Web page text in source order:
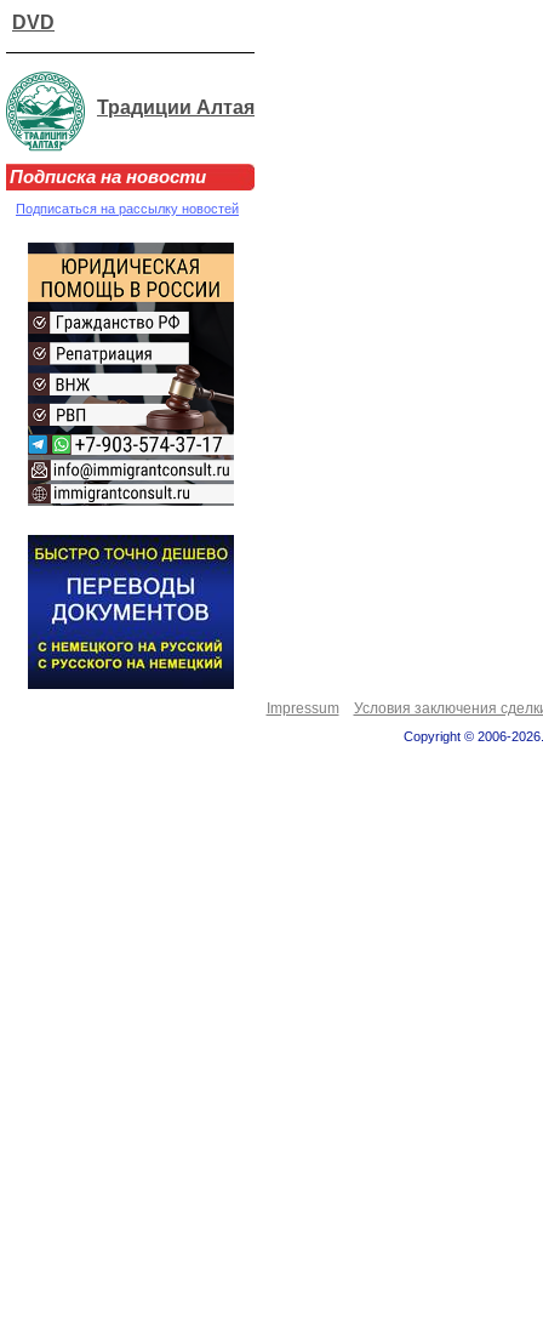
DVD
Традиции Алтая
Подписка на новости
Подписаться на рассылку новостей
Impressum Условия заключения
Copyright © 2006-